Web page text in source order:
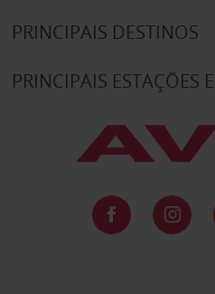
PRINCIPAIS DESTINOS
PRINCIPAIS ESTAÇÕES